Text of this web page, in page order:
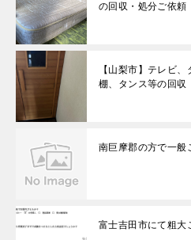
の回収・処分ご依頼
【山梨市】テレビ
棚、タンス等の回収
南巨摩郡の方で一般
富士吉田市にて粗